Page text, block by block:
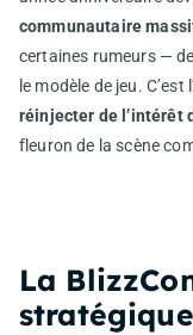
communautaire
certaines rumeurs — de
le modèle de jeu.
réinjecter de l’intérêt
fleuron de la scène
La
stratégique